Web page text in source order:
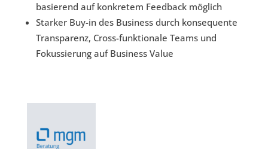
basierend auf konkretem Feedback möglich
Starker Buy-in des Business durch konsequente
Transparenz, Cross-funktionale Teams und
Fokussierung auf Business Value